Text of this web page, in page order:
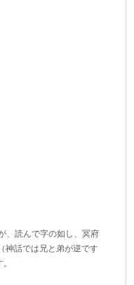
、読んで字の如し、冥府
神話では兄と弟が逆です